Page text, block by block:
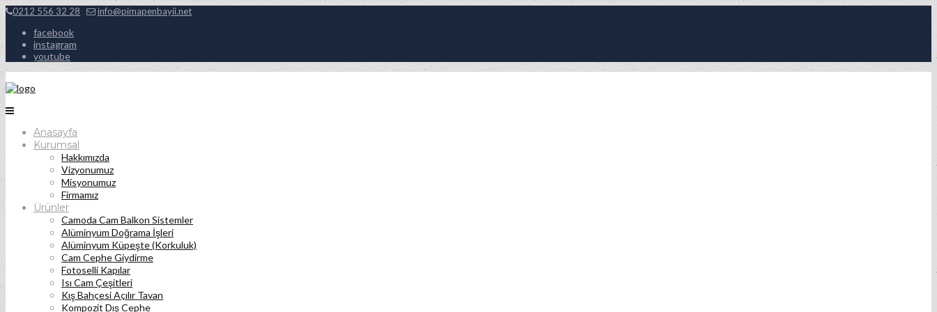
0212 556 32 28 info@pimapenbayii.net
facebook
instagram
youtube
Anasayfa
Kurumsal
Hakkımızda
Vizyonumuz
Misyonumuz
Firmamız
Ürünler
Camoda Cam Balkon Sistemler
Alüminyum Doğrama İşleri
Alüminyum Küpeşte (Korkuluk)
Cam Cephe Giydirme
Fotoselli Kapılar
Isı Cam Çeşitleri
Kış Bahçesi Açılır Tavan
Kompozit Dış Cephe